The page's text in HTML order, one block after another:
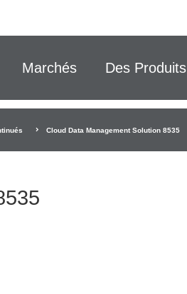
Marchés Des Produits
Cloud Data Management Solution 8535